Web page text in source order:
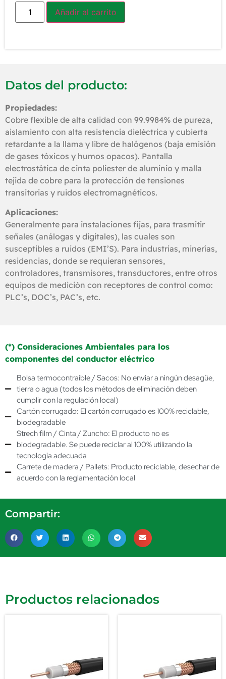
Añadir al carrito
Datos del producto:
Propiedades:
Cobre flexible de alta calidad con 99.9984% de pureza,
aislamiento con alta resistencia dieléctrica y cubierta
retardante a la llama y libre de halógenos (baja emisión
de gases tóxicos y humos opacos). Pantalla
electrostática de cinta poliester de aluminio y malla
tejida de cobre para la protección de tensiones
transitorias y ruidos electromagnéticos.
Aplicaciones:
Generalmente para instalaciones fijas, para trasmitir
señales (análogas y digitales), las cuales son
susceptibles a ruidos (EMI’S). Para industrias, minerías,
residencias, donde se requieran sensores,
controladores, transmisores, transductores, entre otros
equipos de medición con receptores de control como:
PLC’s, DOC’s, PAC’s, etc.
(*) Consideraciones Ambientales para los
componentes del conductor eléctrico
Bolsa termocontraíble / Sacos: No enviar a ningún desagüe,
tierra o agua (todos los métodos de eliminación deben
cumplir con la regulación local)
Cartón corrugado: El cartón corrugado es 100% reciclable,
biodegradable
Strech film / Cinta / Zuncho: El producto no es
biodegradable. Se puede reciclar al 100% utilizando la
tecnología adecuada
Carrete de madera / Pallets: Producto reciclable, desechar de
acuerdo con la reglamentación local
Compartir:
Productos relacionados